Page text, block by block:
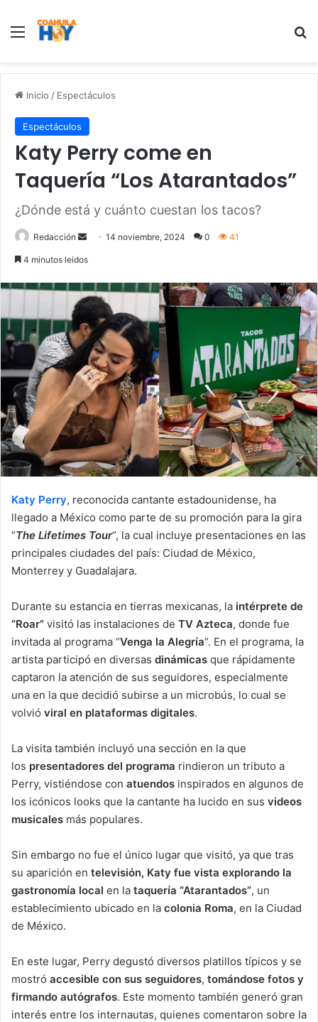
Menu
Inicio / Espectáculos
Espectáculos
Katy Perry come en
Taquería “Los Atarantados”
¿Dónde está y cuánto cuestan los tacos?
Redacción
d
a
n
e
m
a
i
l
14 noviembre, 2024 0 41
4 minutos leidos
Katy Perry, reconocida cantante estadounidense, ha
llegado a México como parte de su promoción para la gira
“The Lifetimes Tour”, la cual incluye presentaciones en las
principales ciudades del país: Ciudad de México,
Monterrey y Guadalajara.
Durante su estancia en tierras mexicanas, la intérprete de
“Roar” visitó las instalaciones de TV Azteca, donde fue
invitada al programa “Venga la Alegría”. En el programa, la
artista participó en diversas dinámicas que rápidamente
captaron la atención de sus seguidores, especialmente
una en la que decidió subirse a un microbús, lo cual se
volvió viral en plataformas digitales.
La visita también incluyó una sección en la que
los presentadores del programa rindieron un tributo a
Perry, vistiéndose con atuendos inspirados en algunos de
los icónicos looks que la cantante ha lucido en sus videos
musicales más populares.
Sin embargo no fue el único lugar que visitó, ya que tras
su aparición en televisión, Katy fue vista explorando la
gastronomía local en la taquería “Atarantados”, un
establecimiento ubicado en la colonia Roma, en la Ciudad
de México.
En este lugar, Perry degustó diversos platillos típicos y se
mostró accesible con sus seguidores, tomándose fotos y
firmando autógrafos. Este momento también generó gran
interés entre los internautas, quienes comentaron sobre la